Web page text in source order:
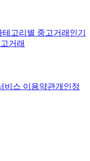
테고리별 중고거래 인기
거래
비스 이용약관개인정